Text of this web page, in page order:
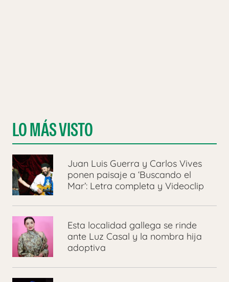
LO MÁS VISTO
Juan Luis Guerra y Carlos Vives
ponen paisaje a ‘Buscando el
Mar’: Letra completa y Videoclip
Esta localidad gallega se rinde
ante Luz Casal y la nombra hija
adoptiva